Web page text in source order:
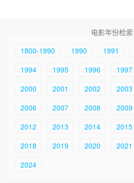
电影年份检索
1800-1990
1990 1991
1994
1995 1996 1997
2000
2001 2002 2003
2006
2007 2008 2009
2012
2013 2014 2015
2018
2019 2020 2021
2024